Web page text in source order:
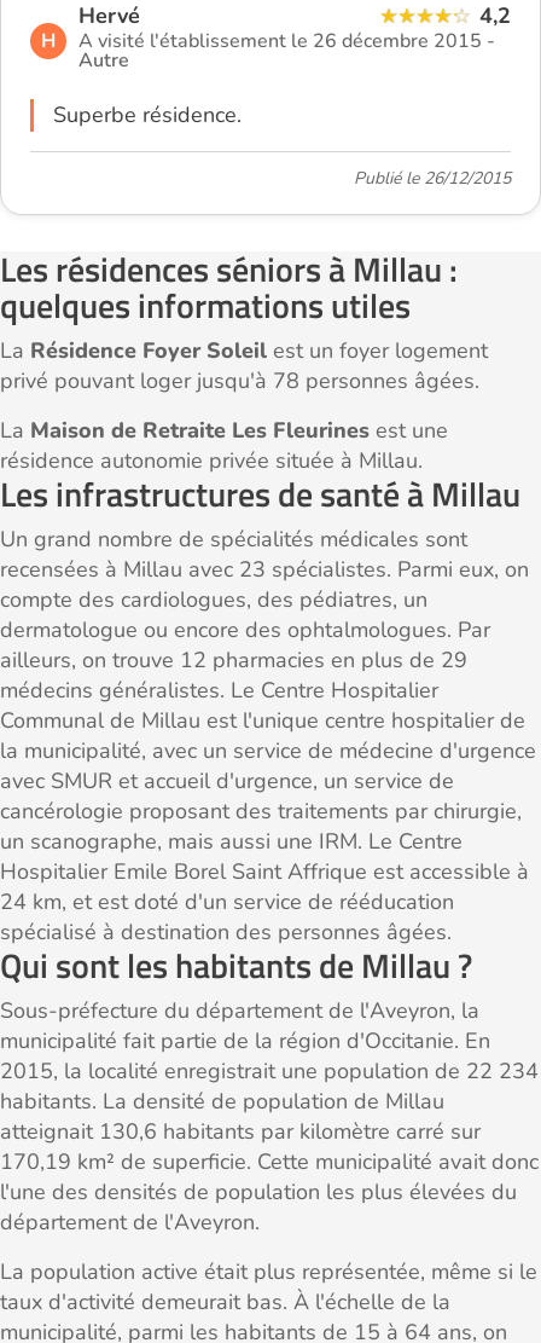
H
Hervé 4,2
A visité l'établissement le 26 décembre 2015 -
Autre
Superbe résidence.
Publié le 26/12/2015
Les résidences séniors à Millau :
quelques informations utiles
La Résidence Foyer Soleil est un foyer logement
privé pouvant loger jusqu'à 78 personnes âgées.
La Maison de Retraite Les Fleurines est une
résidence autonomie privée située à Millau.
Les infrastructures de santé à Millau
Un grand nombre de spécialités médicales sont
recensées à Millau avec 23 spécialistes. Parmi eux, on
compte des cardiologues, des pédiatres, un
dermatologue ou encore des ophtalmologues. Par
ailleurs, on trouve 12 pharmacies en plus de 29
médecins généralistes. Le Centre Hospitalier
Communal de Millau est l'unique centre hospitalier de
la municipalité, avec un service de médecine d'urgence
avec SMUR et accueil d'urgence, un service de
cancérologie proposant des traitements par chirurgie,
un scanographe, mais aussi une IRM. Le Centre
Hospitalier Emile Borel Saint Affrique est accessible à
24 km, et est doté d'un service de rééducation
spécialisé à destination des personnes âgées.
Qui sont les habitants de Millau ?
Sous-préfecture du département de l'Aveyron, la
municipalité fait partie de la région d'Occitanie. En
2015, la localité enregistrait une population de 22 234
habitants. La densité de population de Millau
atteignait 130,6 habitants par kilomètre carré sur
170,19 km² de superficie. Cette municipalité avait donc
l'une des densités de population les plus élevées du
département de l'Aveyron.
La population active était plus représentée, même si le
taux d'activité demeurait bas. À l'échelle de la
municipalité, parmi les habitants de 15 à 64 ans, on